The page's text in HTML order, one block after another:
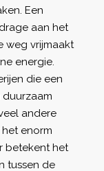
Een
aan het
weg vrijmaakt
energie.
die een
andere
enorm
betekent het
tussen de